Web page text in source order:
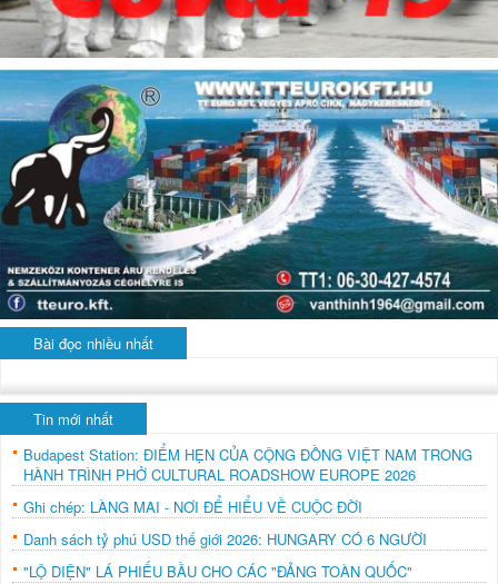
Bài đọc nhiều nhất
Tin mới nhất
Budapest Station: ĐIỂM HẸN CỦA CỘNG ĐỒNG VIỆT NAM TRONG
HÀNH TRÌNH PHỞ CULTURAL ROADSHOW EUROPE 2026
Ghi chép: LÀNG MAI - NƠI ĐỂ HIỂU VỀ CUỘC ĐỜI
Danh sách tỷ phú USD thế giới 2026: HUNGARY CÓ 6 NGƯỜI
"LỘ DIỆN" LÁ PHIẾU BẦU CHO CÁC "ĐẢNG TOÀN QUỐC"